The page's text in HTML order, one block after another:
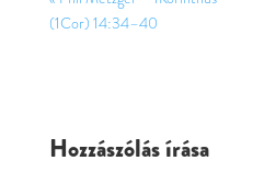
(1Cor) 14:34–40
Hozzászólás írása